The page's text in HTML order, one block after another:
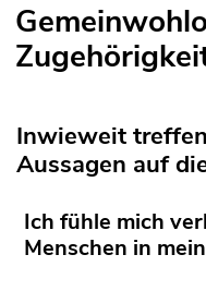
Inwieweit
Aussagen auf
Ich fühle mich
Menschen in